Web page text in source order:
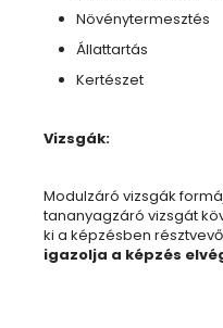
Növénytermesztés
Állattartás
Kertészet
Vizsgák:
Modulzáró vizsgák
tananyagzáró vizsgát
ki a képzésben
igazolja a képzés